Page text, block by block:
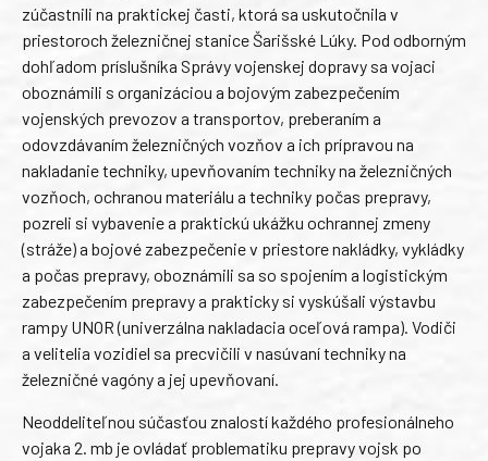
zúčastnili na praktickej časti, ktorá sa uskutočnila v
priestoroch železničnej stanice Šarišské Lúky. Pod odborným
dohľadom príslušníka Správy vojenskej dopravy sa vojaci
oboznámili s organizáciou a bojovým zabezpečením
vojenských prevozov a transportov, preberaním a
odovzdávaním železničných vozňov a ich prípravou na
nakladanie techniky, upevňovaním techniky na železničných
vozňoch, ochranou materiálu a techniky počas prepravy,
pozreli si vybavenie a praktickú ukážku ochrannej zmeny
(stráže) a bojové zabezpečenie v priestore nakládky, vykládky
a počas prepravy, oboznámili sa so spojením a logistickým
zabezpečením prepravy a prakticky si vyskúšali výstavbu
rampy UNOR (univerzálna nakladacia oceľová rampa). Vodiči
a velitelia vozidiel sa precvičili v nasúvaní techniky na
železničné vagóny a jej upevňovaní.
Neoddeliteľnou súčasťou znalostí každého profesionálneho
vojaka 2. mb je ovládať problematiku prepravy vojsk po